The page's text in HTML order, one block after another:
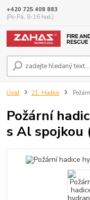
+420 725 408 883
(Po-Pá, 8-16 hod.)
Úvod 21. Hadice
Požární
s Al spojkou